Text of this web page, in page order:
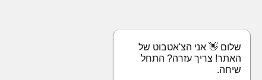
שלום 👋 אני הצ'אטבוט של
האתר! צריך עזרה? התחל
שיחה.